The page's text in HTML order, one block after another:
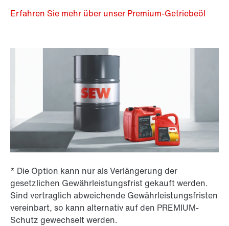
Erfahren Sie mehr über unser Premium-Getriebeöl
* Die Option kann nur als Verlängerung der
gesetzlichen Gewährleistungsfrist gekauft werden.
Sind vertraglich abweichende Gewährleistungsfristen
vereinbart, so kann alternativ auf den PREMIUM-
Schutz gewechselt werden.